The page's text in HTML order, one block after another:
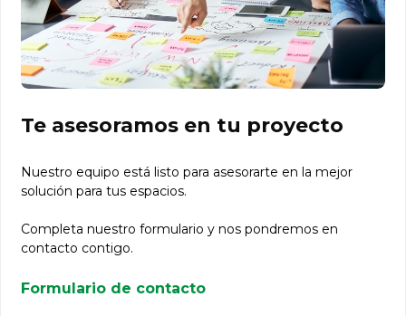
Te asesoramos en tu proyecto
Nuestro equipo está listo para asesorarte en la mejor
solución para tus espacios.
Completa nuestro formulario y nos pondremos en
contacto contigo.
Formulario de contacto